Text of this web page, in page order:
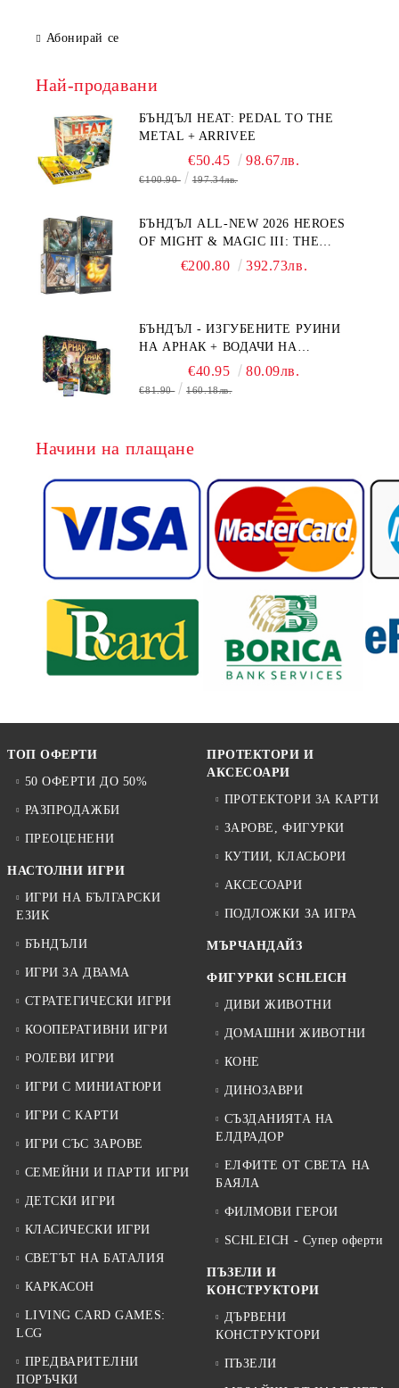
Абонирай се
Най-продавани
БЪНДЪЛ HEAT: PEDAL TO THE
METAL + ARRIVEE
€50.45 98.67лв.
€100.90 197.34лв.
БЪНДЪЛ ALL-NEW 2026 HEROES
OF MIGHT & MAGIC III: THE
BOARD GAME EXPANSIONS -
€200.80 392.73лв.
БЪНДЪЛ - ИЗГУБЕНИТЕ РУИНИ
НА АРНАК + ВОДАЧИ НА
ЕКСПЕДИЦИИ + ПРОМО КАРТИ
БЕЗПЛАТНО
€40.95 80.09лв.
€81.90 160.18лв.
Начини на плащане
ТОП ОФЕРТИ
50 ОФЕРТИ ДО 50%
РАЗПРОДАЖБИ
ПРЕОЦЕНЕНИ
НАСТОЛНИ ИГРИ
ИГРИ НА БЪЛГАРСКИ
ЕЗИК
БЪНДЪЛИ
ИГРИ ЗА ДВАМА
СТРАТЕГИЧЕСКИ ИГРИ
КООПЕРАТИВНИ ИГРИ
РОЛЕВИ ИГРИ
ИГРИ С МИНИАТЮРИ
ИГРИ С КАРТИ
ИГРИ СЪС ЗАРОВЕ
СЕМЕЙНИ И ПАРТИ ИГРИ
ДЕТСКИ ИГРИ
КЛАСИЧЕСКИ ИГРИ
СВЕТЪТ НА БАТАЛИЯ
КАРКАСОН
LIVING CARD GAMES:
LCG
ПРЕДВАРИТЕЛНИ
ПОРЪЧКИ
ПРОТЕКТОРИ И
АКСЕСОАРИ
ПРОТЕКТОРИ ЗА КАРТИ
ЗАРОВЕ, ФИГУРКИ
КУТИИ, КЛАСЬОРИ
АКСЕСОАРИ
ПОДЛОЖКИ ЗА ИГРА
МЪРЧАНДАЙЗ
ФИГУРКИ SCHLEICH
ДИВИ ЖИВОТНИ
ДОМАШНИ ЖИВОТНИ
КОНЕ
ДИНОЗАВРИ
СЪЗДАНИЯТА НА
ЕЛДРАДОР
ЕЛФИТЕ ОТ СВЕТА НА
БАЯЛА
ФИЛМОВИ ГЕРОИ
SCHLEICH - Супер оферти
ПЪЗЕЛИ И
КОНСТРУКТОРИ
ДЪРВЕНИ
КОНСТРУКТОРИ
ПЪЗЕЛИ